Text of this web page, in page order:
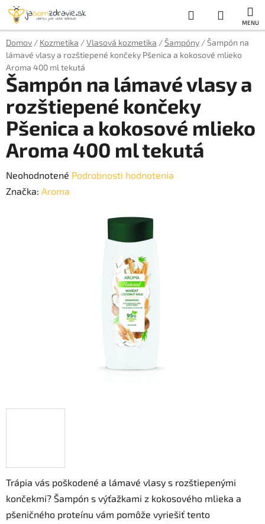
Prejsť
obsah
Hľadať
KOŠÍK
Domov / Kozmetika /Vlasová kozmetika /Šampóny /Šampón na
lámavé vlasy a rozštiepené končeky Pšenica a kokosové mlieko
Aroma 400 ml tekutá
Trápia vás poškodené a lámavé vlasy s rozštiepenými
končekmi? Šampón s výťažkami z kokosového mlieka a
pšeničného proteínu vám pomôže vyriešiť tento
Šampón na lámavé vlasy a
rozštiepené končeky
Pšenica a kokosové mlieko
Aroma 400 ml tekutá
Priemerné
hodnotenie
Neohodnotené Podrobnosti hodnotenia
Značka: Aroma